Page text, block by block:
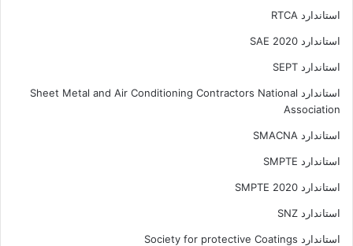
استاندارد RTCA
استاندارد SAE 2020
استاندارد SEPT
استاندارد Sheet Metal and Air Conditioning Contractors National
Association
استاندارد SMACNA
استاندارد SMPTE
استاندارد SMPTE 2020
استاندارد SNZ
استاندارد Society for protective Coatings